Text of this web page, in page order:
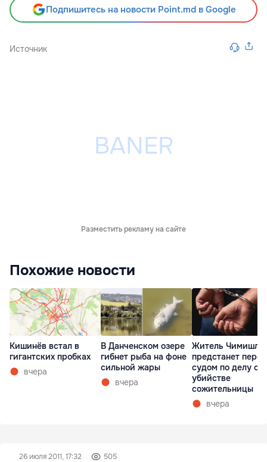
Подпишитесь на новости Point.md в Google
Источник
Разместить рекламу на сайте
Похожие новости
Кишинёв встал в
гигантских пробках
вчера
В Данченском озере
гибнет рыба на фоне
сильной жары
вчера
Житель
предстанет перед
судом по делу об
убийстве
сожительницы
вчера
26 июля 2011, 17:32 505